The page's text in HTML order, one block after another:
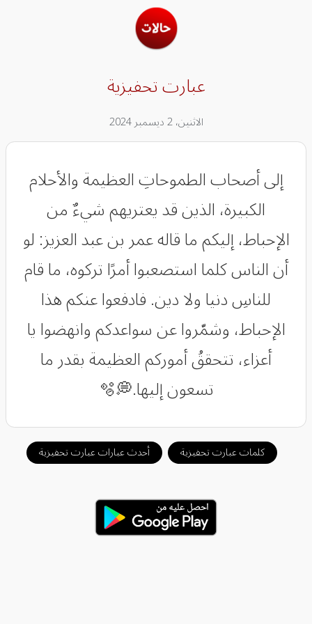
عبارت تحفيزية
الاثنين، 2 ديسمبر 2024
‏إلى أصحاب الطموحاتِ العظيمة والأحلام
الكبيرة، الذين قد يعتريهم شيءٌ من
الإحباط، إليكم ما قاله عمر بن عبد العزيز: لو
أن الناس كلما استصعبوا أمرًا تركوه، ما قام
للناسِ دنيا ولا دين. فادفعوا عنكم هذا
الإحباط، وشمّروا عن سواعدكم وانهضوا يا
أعزاء، تتحققُ أموركم العظيمة بقدر ما
تسعون إليها.💭🫧
كلمات عبارت تحفيزية أحدث عبارات عبارت تحفيزية